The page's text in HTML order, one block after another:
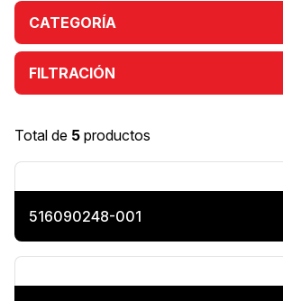
CATEGORÍA
FILTRACIÓN
Total de 5 productos
516090248-001